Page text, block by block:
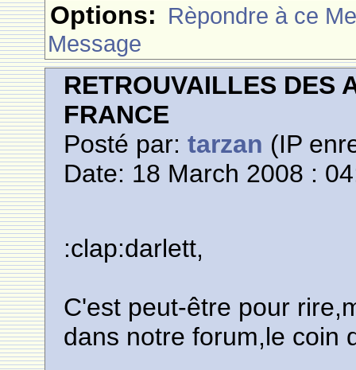
Options: Rèpondre à ce
Message
RETROUVAILLES DES
FRANCE
Posté par:tarzan (IP
Date: 18 March 2008 :
:clap:darlett,
C'est peut-être pour
dans notre forum,le coin